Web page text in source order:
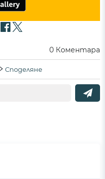
0 Коментара
Споделяне